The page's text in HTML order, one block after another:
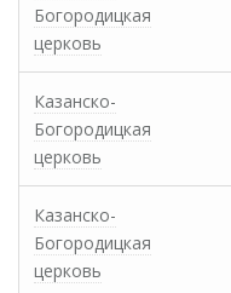
Богородицкая
церковь
Казанско-
Богородицкая
церковь
Казанско-
Богородицкая
церковь